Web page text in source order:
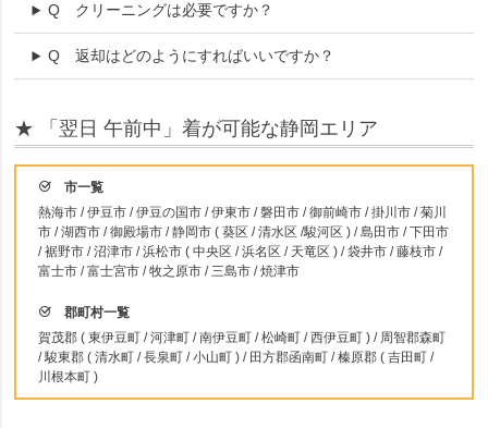
Q クリーニングは必要ですか？
Q 返却はどのようにすればいいですか？
★ 「翌日 午前中」着が可能な静岡エリア
市一覧
熱海市 / 伊豆市 / 伊豆の国市 / 伊東市 / 磐田市 / 御前崎市 / 掛川市 / 菊川
市 / 湖西市 / 御殿場市 / 静岡市 ( 葵区 / 清水区 /駿河区 ) / 島田市 / 下田市
/ 裾野市 / 沼津市 / 浜松市 ( 中央区 / 浜名区 / 天竜区 ) / 袋井市 / 藤枝市 /
富士市 / 富士宮市 / 牧之原市 / 三島市 / 焼津市
郡町村一覧
賀茂郡 ( 東伊豆町 / 河津町 / 南伊豆町 / 松崎町 / 西伊豆町 ) / 周智郡森町
/ 駿東郡 ( 清水町 / 長泉町 / 小山町 ) / 田方郡函南町 / 榛原郡 ( 吉田町 /
川根本町 )